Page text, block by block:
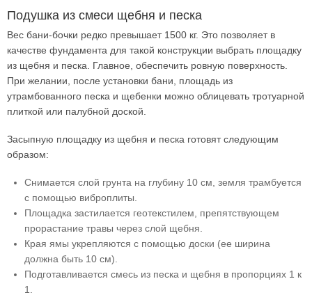
Подушка из смеси щебня и песка
Вес бани-бочки редко превышает 1500 кг. Это позволяет в
качестве фундамента для такой конструкции выбрать площадку
из щебня и песка. Главное, обеспечить ровную поверхность.
При желании, после установки бани, площадь из
утрамбованного песка и щебенки можно облицевать тротуарной
плиткой или палубной доской.
Засыпную площадку из щебня и песка готовят следующим
образом:
Снимается слой грунта на глубину 10 см, земля трамбуется
с помощью виброплиты.
Площадка застилается геотекстилем, препятствующем
прорастание травы через слой щебня.
Края ямы укрепляются с помощью доски (ее ширина
должна быть 10 см).
Подготавливается смесь из песка и щебня в пропорциях 1 к
1.